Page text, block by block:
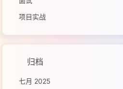
项目实战
归档
七月 2025